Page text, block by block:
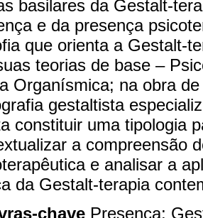
basilares da Gestalt-
e da presença
que orienta a Gestalt-
teorias de base –
Organísmica; na obra
gestaltista
constituir uma tipologia
a compreensão
e analisar a
da Gestalt-terapia
chave Presença;